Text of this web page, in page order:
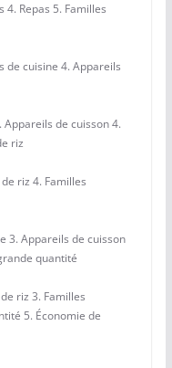
Repas 5. Familles
de cuisine 4. Appareils
de cuisson 4.
riz
riz 4. Familles
3. Appareils de cuisson
quantité
riz 3. Familles
5. Économie de